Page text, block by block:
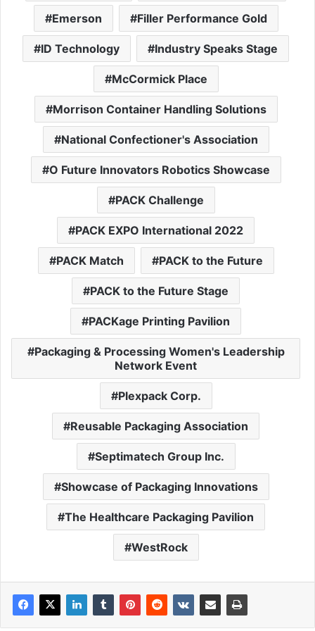
Emerson Filler Performance Gold
ID Technology Industry Speaks Stage
McCormick Place
Morrison Container Handling Solutions
National Confectioner's Association
O Future Innovators Robotics Showcase
PACK Challenge
PACK EXPO International 2022
PACK Match PACK to the Future
PACK to the Future Stage
PACKage Printing Pavilion
Packaging & Processing Women's Leadership
Network Event
Plexpack Corp.
Reusable Packaging Association
Septimatech Group Inc.
Showcase of Packaging Innovations
The Healthcare Packaging Pavilion
WestRock